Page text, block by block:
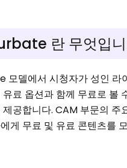
란 무엇입
델에서 시청자가 성인 라
료 옵션과 함께 무료로 볼
공합니다. CAM 부문의 주
게 무료 및 유료 콘텐츠를